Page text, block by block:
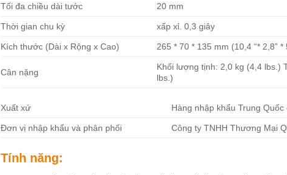
Tối đa chiều dài tước 20 mm
Thời gian chu kỳ xấp xỉ. 0,3 giây
Kích thước (Dài x Rộng x Cao) 265 * 70 * 135 mm (10,4 “* 2,8” *
Cân nặng
Khối lượng tịnh: 2,0 kg (4,4 lbs.)
lbs.)
Xuất xứ Hàng nhập khẩu Trung
Đơn vị nhập khẩu và phân phối Công ty TNHH Thương Mại
Tính năng: